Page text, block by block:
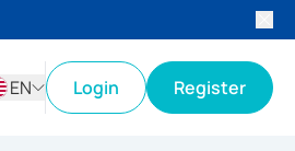
EN
Login Register